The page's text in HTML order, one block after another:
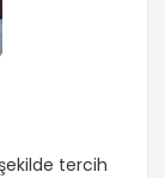
tercih